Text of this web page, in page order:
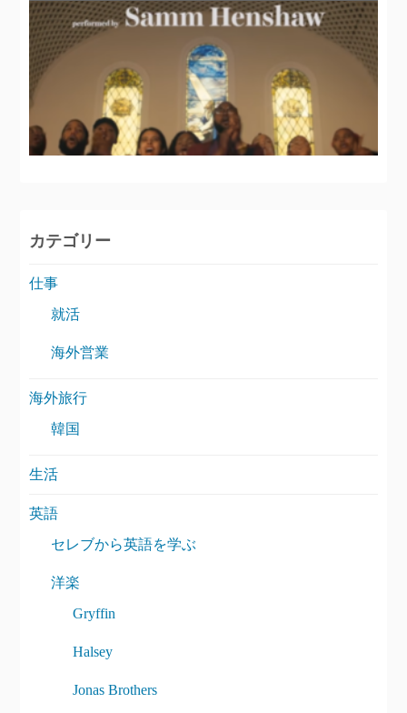
カテゴリー
仕事
就活
海外営業
海外旅行
韓国
生活
英語
セレブから英語を学ぶ
洋楽
Gryffin
Halsey
Jonas Brothers